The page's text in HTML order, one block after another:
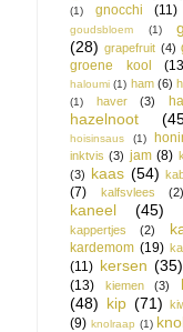
(1)
gnocchi (11)
goudsbloem
(1)
(28) grapefruit (4)
groene kool
haloumi (1) ham (6)
(1)
haver (3)
hazelnoot
hoisinsaus
(1)
inktvis (3) jam (8)
(3) kaas (54)
(7)
kalfsvlees (2)
kaneel (45)
kappertjes (2)
kardemom (19)
(11) kersen (35)
(13)
kiemen (3)
(48) kip (71)
(9) knolraap (1)